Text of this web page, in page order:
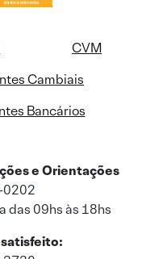
CVM
Cambiais
Bancários
e Orientações
das 09hs às 18hs